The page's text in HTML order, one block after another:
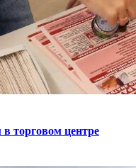
торговом центре